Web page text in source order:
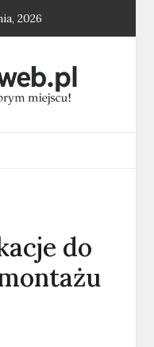
2026
do